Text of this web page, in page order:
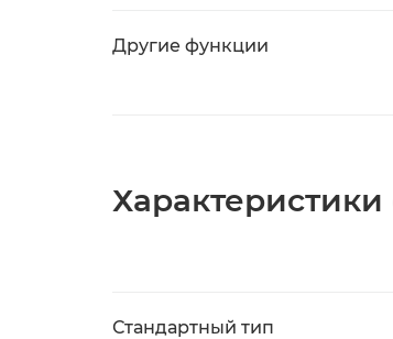
Другие функции
Стандартный тип